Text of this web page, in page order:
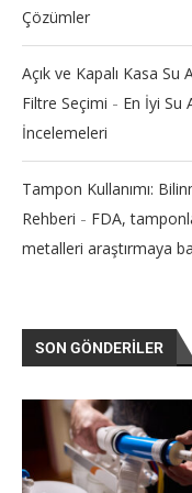
Çözümler
Açık ve Kapalı Kasa Su
Filtre Seçimi - En İyi Su
İncelemeleri
Tampon Kullanımı:
Rehberi - FDA,
metalleri araştırmaya
SON GÖNDERILER